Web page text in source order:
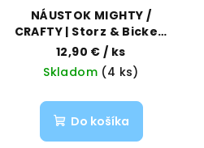
NÁUSTOK MIGHTY /
CRAFTY | Storz & Bickel |
Vaporama
12,90 €/ ks
Skladom (4 ks)
Do košíka